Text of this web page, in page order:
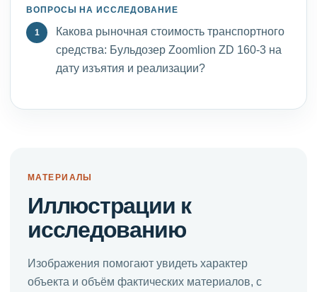
ВОПРОСЫ НА ИССЛЕДОВАНИЕ
Какова рыночная стоимость транспортного
средства: Бульдозер Zoomlion ZD 160-3 на
дату изъятия и реализации?
МАТЕРИАЛЫ
Иллюстрации к
исследованию
Изображения помогают увидеть характер
объекта и объём фактических материалов, с